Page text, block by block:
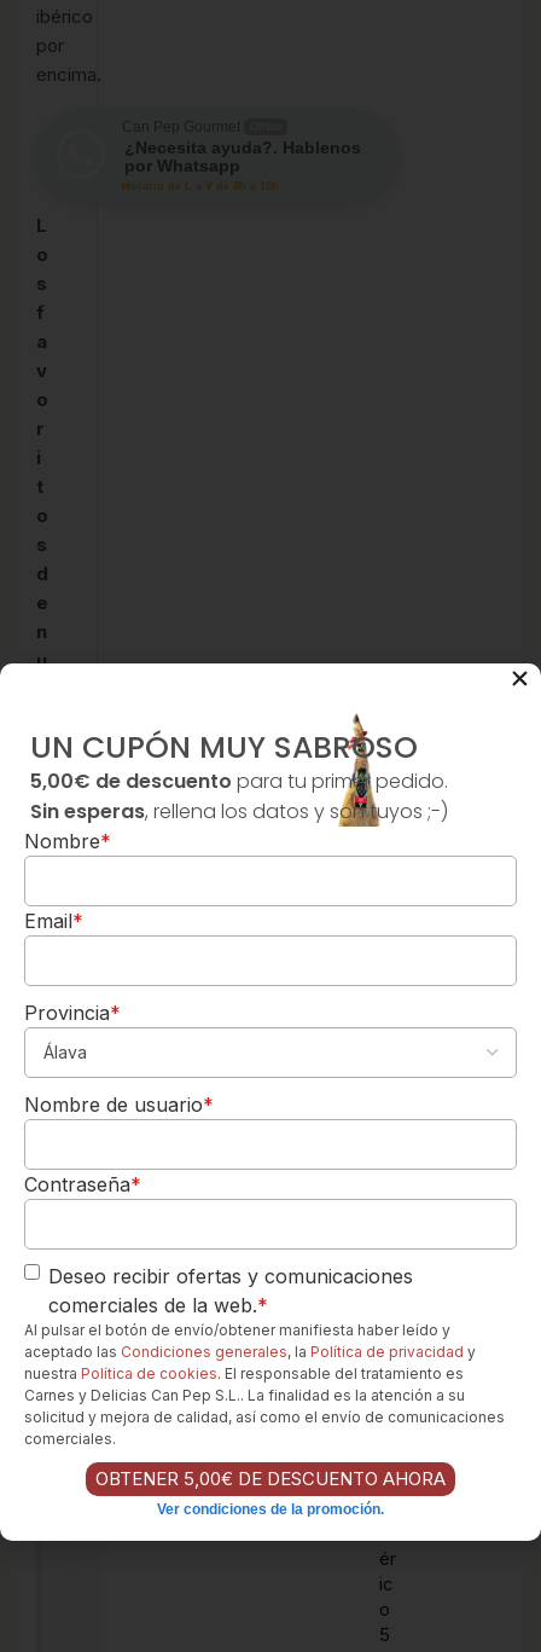
ibérico
por
encima.
Can Pep Gourmet
¿Necesita ayuda?. Hablenos
por Whatsapp
Horario de L a V de 8h a 19h
L
o
s
f
a
v
o
r
i
t
o
s
d
e
n
u
t
r
o
s
c
i
n
t
.
.
J
a
ó
n
d
e
e
b
o
ér
ic
o
5
5,00€
DE REGALO
Para tu 1º pedido
Los quiero-->
UN CUPÓN MUY SABROSO
5,00€ de descuento para tu primer pedido.
Sin esperas, rellena los datos y son tuyos ;-)
Nombre*
Email*
Provincia*
Nombre de usuario*
Contraseña*
Deseo recibir ofertas y comunicaciones
comerciales de la web.*
Al pulsar el botón de envío/obtener manifiesta haber leído y
aceptado las Condiciones generales, la Política de privacidad y
nuestra Política de cookies. El responsable del tratamiento es
Carnes y Delicias Can Pep S.L.. La finalidad es la atención a su
solicitud y mejora de calidad, así como el envío de comunicaciones
comerciales.
OBTENER 5,00€ DE DESCUENTO AHORA
Ver condiciones de la promoción.